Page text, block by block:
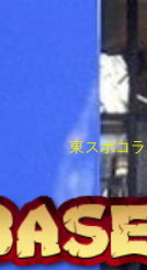
東スポコ